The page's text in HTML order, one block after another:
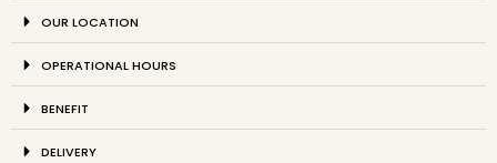
OUR LOCATION
OPERATIONAL HOURS
BENEFIT
DELIVERY